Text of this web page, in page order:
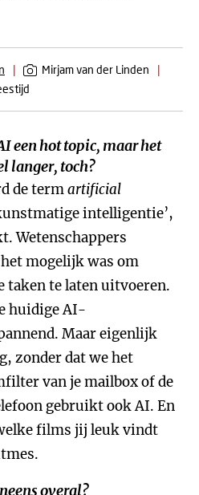
| Mirjam van der Linden
|
eenhot topic, maar het
langer, toch?
de termartificial
intelligentie’,
Wetenschappers
mogelijk was om
taken te laten uitvoeren.
huidige AI-
Maar eigenlijk
zonder dat we het
van je mailbox of de
gebruikt ook AI. En
films jij leuk vindt
overal?